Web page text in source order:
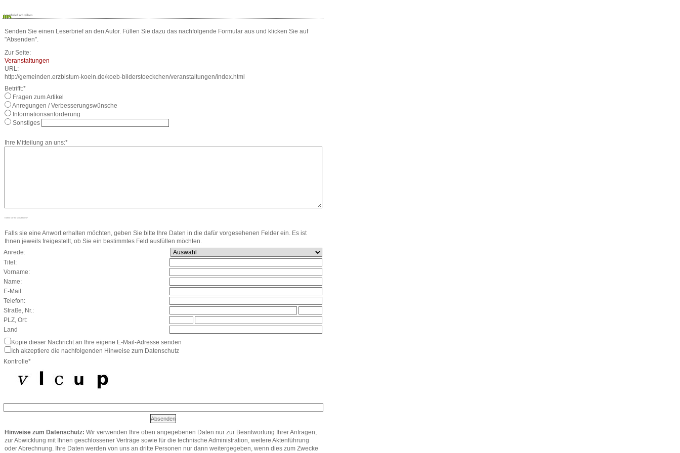
Leserbrief schreiben
Senden Sie einen Leserbrief an den Autor. Füllen Sie dazu das nachfolgende Formular aus und klicken Sie auf
"Absenden".
Zur Seite:
Veranstaltungen
URL:
http://gemeinden.erzbistum-koeln.de/koeb-bilderstoeckchen/veranstaltungen/index.html
Betrifft:*
Fragen zum Artikel
Anregungen / Verbesserungswünsche
Informationsanforderung
Sonstiges
Ihre Mitteilung an uns:*
Dürfen wir Sie kontaktieren?
Falls sie eine Anwort erhalten möchten, geben Sie bitte Ihre Daten in die dafür vorgesehenen Felder ein. Es ist
Ihnen jeweils freigestellt, ob Sie ein bestimmtes Feld ausfüllen möchten.
Anrede:
Titel:
Vorname:
Name:
E-Mail:
Telefon:
Straße, Nr.:
PLZ, Ort:
Land
Kopie dieser Nachricht an Ihre eigene E-Mail-Adresse senden
Ich akzeptiere die nachfolgenden Hinweise zum Datenschutz
Kontrolle*
Hinweise zum Datenschutz: Wir verwenden Ihre oben angegebenen Daten nur zur Beantwortung Ihrer Anfragen,
zur Abwicklung mit Ihnen geschlossener Verträge sowie für die technische Administration, weitere Aktenführung
oder Abrechnung. Ihre Daten werden von uns an dritte Personen nur dann weitergegeben, wenn dies zum Zwecke